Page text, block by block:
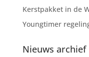
Kerstpakket in de
Youngtimer
Nieuws archief